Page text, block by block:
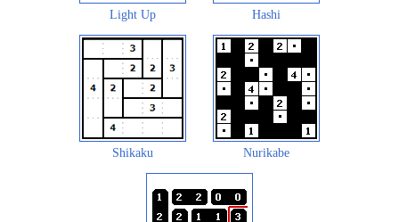
Light Up Hashi
Shikaku Nurikabe